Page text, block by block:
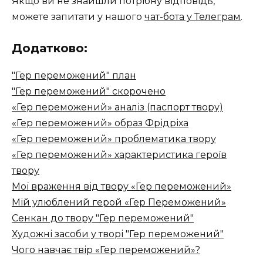
можете запитати у нашого чат-бота у Телеграм.
Додатково:
"Гер переможений" план
"Гер переможений" скорочено
«Гер переможений» аналіз (паспорт твору)
«Гер переможений» образ Фрідріха
«Гер переможений» проблематика твору
«Гер переможений» характеристика героїв
твору
Мої враження від твору «Гер переможений»
Мій улюблений герой «Гер Переможений»
Сенкан до твору "Гер переможений"
Художні засоби у творі "Гер переможений"
Чого навчає твір «Гер переможений»?​